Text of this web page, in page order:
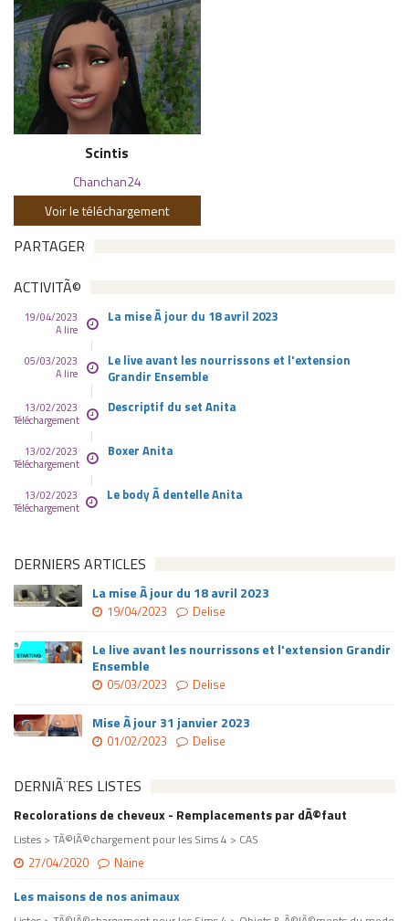
Scintis
Chanchan24
Voir le téléchargement
PARTAGER
ACTIVITÃ©
19/04/2023
A lire
La mise Ã jour du 18 avril 2023
05/03/2023
A lire
Le live avant les nourrissons et l'extension
Grandir Ensemble
13/02/2023
Téléchargement
Descriptif du set Anita
13/02/2023
Téléchargement
Boxer Anita
13/02/2023
Téléchargement
Le body Ã dentelle Anita
DERNIERS ARTICLES
La mise Ã jour du 18 avril 2023
19/04/2023 Delise
Le live avant les nourrissons et l'extension Grandir
Ensemble
05/03/2023 Delise
Mise Ã jour 31 janvier 2023
01/02/2023 Delise
DERNIÃ¨RES LISTES
Recolorations de cheveux - Remplacements par dÃ©faut
Listes > TÃ©lÃ©chargement pour les Sims 4 > CAS
27/04/2020 Naine
Les maisons de nos animaux